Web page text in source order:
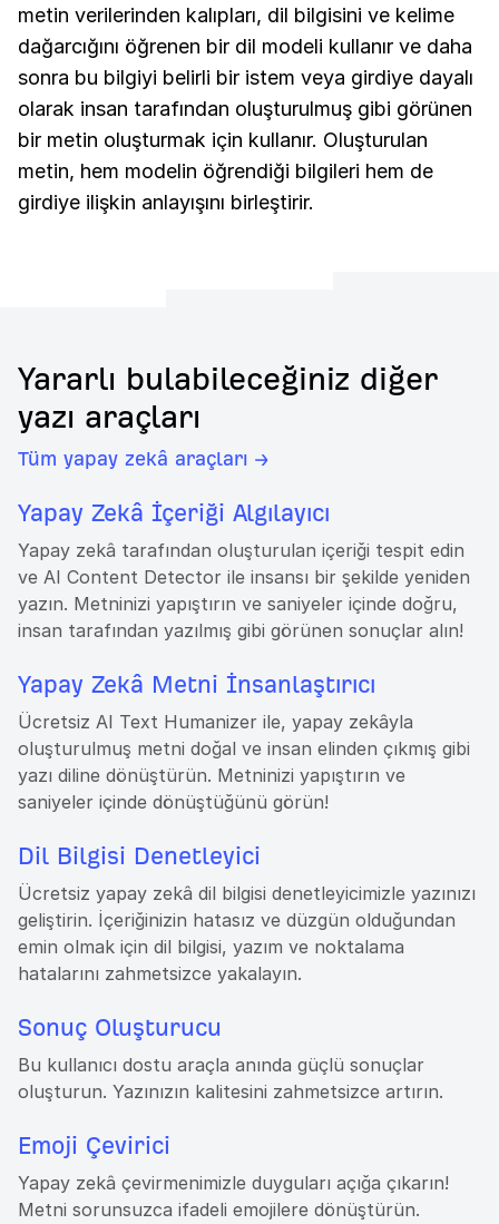
metin verilerinden kalıpları, dil bilgisini ve kelime
dağarcığını öğrenen bir dil modeli kullanır ve daha
sonra bu bilgiyi belirli bir istem veya girdiye dayalı
olarak insan tarafından oluşturulmuş gibi görünen
bir metin oluşturmak için kullanır. Oluşturulan
metin, hem modelin öğrendiği bilgileri hem de
girdiye ilişkin anlayışını birleştirir.
Yararlı bulabileceğiniz diğer
yazı araçları
Tüm yapay zekâ araçları →
Yapay Zekâ İçeriği Algılayıcı
Yapay zekâ tarafından oluşturulan içeriği tespit edin
ve AI Content Detector ile insansı bir şekilde yeniden
yazın. Metninizi yapıştırın ve saniyeler içinde doğru,
insan tarafından yazılmış gibi görünen sonuçlar alın!
Yapay Zekâ Metni İnsanlaştırıcı
Ücretsiz AI Text Humanizer ile, yapay zekâyla
oluşturulmuş metni doğal ve insan elinden çıkmış gibi
yazı diline dönüştürün. Metninizi yapıştırın ve
saniyeler içinde dönüştüğünü görün!
Dil Bilgisi Denetleyici
Ücretsiz yapay zekâ dil bilgisi denetleyicimizle yazınızı
geliştirin. İçeriğinizin hatasız ve düzgün olduğundan
emin olmak için dil bilgisi, yazım ve noktalama
hatalarını zahmetsizce yakalayın.
Sonuç Oluşturucu
Bu kullanıcı dostu araçla anında güçlü sonuçlar
oluşturun. Yazınızın kalitesini zahmetsizce artırın.
Emoji Çevirici
Yapay zekâ çevirmenimizle duyguları açığa çıkarın!
Metni sorunsuzca ifadeli emojilere dönüştürün.